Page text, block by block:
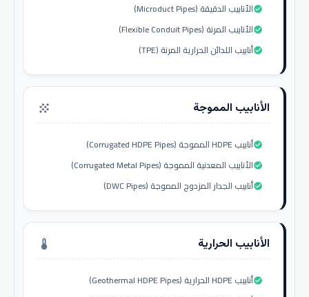
الأنابيب الدقيقة (Microduct Pipes)check_circle
الأنابيب المرنة (Flexible Conduit Pipes)check_circle
أنابيب اللدائن الحرارية المرنة (TPE)check_circle
الأنابيب المموجة grain
أنابيب HDPE المموجة (Corrugated HDPE Pipes)check_circle
الأنابيب المعدنية المموجة (Corrugated Metal Pipes)check_circle
أنابيب الجدار المزدوج المموجة (DWC Pipes)check_circle
الأنابيب الحرارية thermostat
أنابيب HDPE الحرارية (Geothermal HDPE Pipes)check_circle